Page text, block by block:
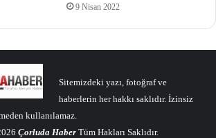
9 Nisan 2022
Sitemizdeki yazı, fotoğraf ve
haberlerin her hakkı saklıdır. İzinsiz
kullanılamaz.
Çorluda Haber Tüm Hakları Saklıdır.